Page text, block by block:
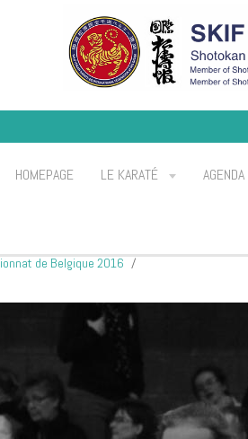
HOMEPAGE LE KARATÉ AGENDA
de Belgique 2016